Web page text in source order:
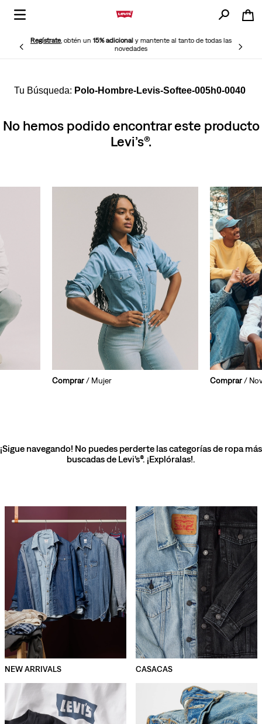
Regístrate, obtén un15% adicionaly mantente al tanto de todas las
novedades
Polo-Hombre-Levis-Softee-005h0-0040
No hemos podido encontrar este producto
Levi’s®.
Comprar/ Mujer Comprar/
¡Sigue navegando! No puedes perderte las categorías de ropa más
buscadas de Levi’s®. ¡Explóralas!.
NEW ARRIVALS CASACAS